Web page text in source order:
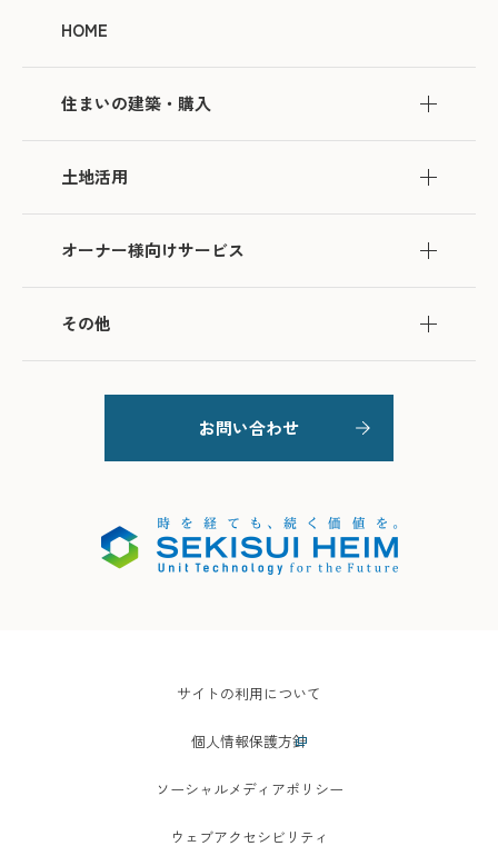
HOME
住まいの建築・購入
土地活用
オーナー様向けサービス
その他
お問い合わせ
サイトの利用について
個人情報保護方針
ソーシャルメディアポリシー
ウェブアクセシビリティ